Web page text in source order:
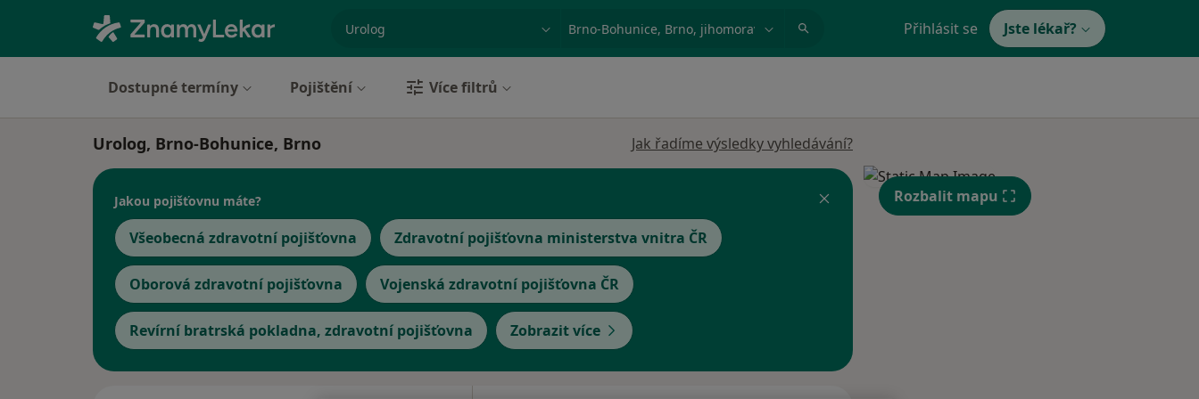
Přihlásit se Jste lékař?
Dostupné termíny Pojištění Více filtrů
Urolog, Brno-Bohunice, Brno Jak řadíme výsledky vyhledávání?
Jakou pojišťovnu máte?
Všeobecná zdravotní pojišťovna Zdravotní pojišťovna ministerstva vnitra ČR
Oborová zdravotní pojišťovna Vojenská zdravotní pojišťovna ČR
Revírní bratrská pokladna, zdravotní pojišťovna Zobrazit více
Rozbalit mapu